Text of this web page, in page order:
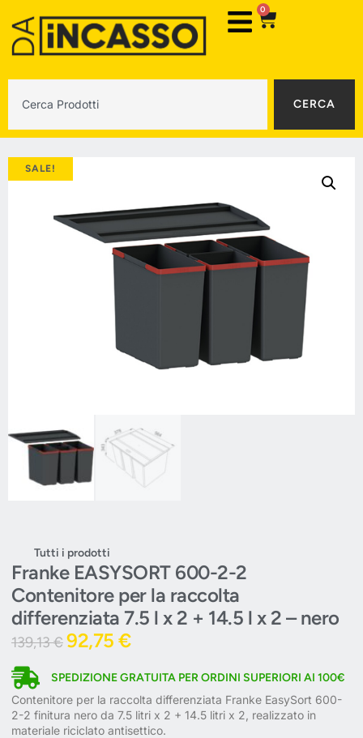
0
CERCA
SALE!
Tutti i prodotti
Franke EASYSORT 600-2-2
Contenitore per la raccolta
differenziata 7.5 l x 2 + 14.5 l x 2 – nero
139,13€92,75 €
SPEDIZIONE GRATUITA PER ORDINI SUPERIORI AI 100€
Contenitore per la raccolta differenziata Franke EasySort 600-
2-2 finitura nero da 7.5 litri x 2 + 14.5 litri x 2, realizzato in
materiale riciclato antisettico.